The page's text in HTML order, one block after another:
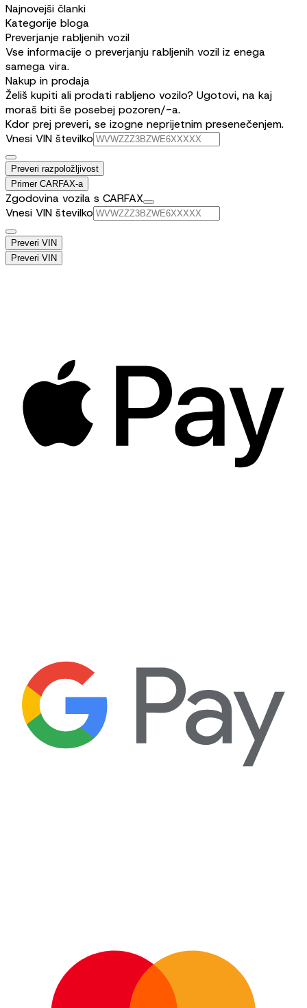
Najnovejši članki
Kategorije bloga
Preverjanje rabljenih vozil
Vse informacije o preverjanju rabljenih vozil iz enega
samega vira.
Nakup in prodaja
Želiš kupiti ali prodati rabljeno vozilo? Ugotovi, na kaj
moraš biti še posebej pozoren/-a.
Kdor prej preveri, se izogne neprijetnim presenečenjem.
Vnesi VIN številko
Preveri razpoložljivost
Primer CARFAX-a
Zgodovina vozila s CARFAX
Vnesi VIN številko
Preveri VIN
Preveri VIN